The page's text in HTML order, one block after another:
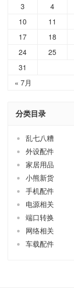
« 7月
3
4
10
11
17
18
24
25
31
分类目录
乱七八糟
外设配件
家居用品
小熊新货
手机配件
电源相关
端口转换
网络相关
车载配件